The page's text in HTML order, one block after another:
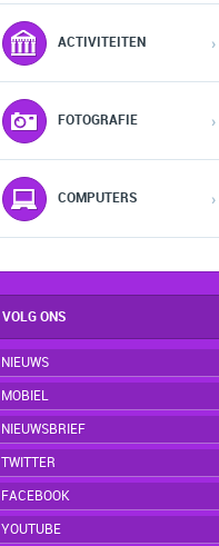
ACTIVITEITEN ›
FOTOGRAFIE ›
COMPUTERS ›
VOLG ONS
NIEUWS
MOBIEL
NIEUWSBRIEF
TWITTER
FACEBOOK
YOUTUBE